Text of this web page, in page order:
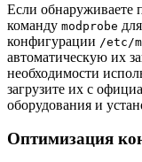
Если обнаруживаете
команду modprobe
конфигурации /etc/
автоматическую их
необходимости
загрузите их с
оборудования и
Оптимизация